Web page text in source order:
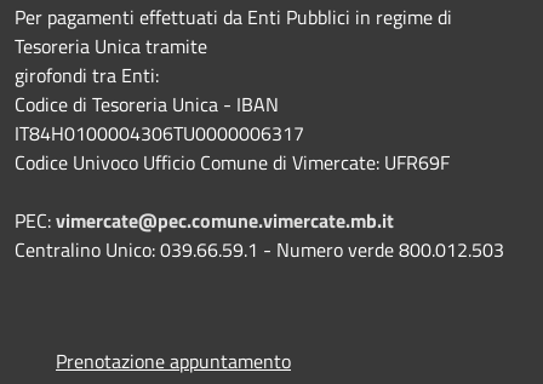
Per pagamenti effettuati da Enti Pubblici in regime di
Tesoreria Unica tramite
girofondi tra Enti:
Codice di Tesoreria Unica - IBAN
IT84H0100004306TU0000006317
Codice Univoco Ufficio Comune di Vimercate: UFR69F
PEC:vimercate@pec.comune.vimercate.mb.it
Centralino Unico: 039.66.59.1 - Numero verde 800.012.503
Prenotazione appuntamento